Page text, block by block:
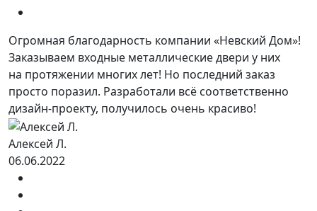
Огромная благодарность компании «Невский Дом»!
Заказываем входные металлические двери у них
на протяжении многих лет! Но последний заказ
просто поразил. Разработали всё соответственно
дизайн-проекту, получилось очень красиво!
Алексей Л.
06.06.2022